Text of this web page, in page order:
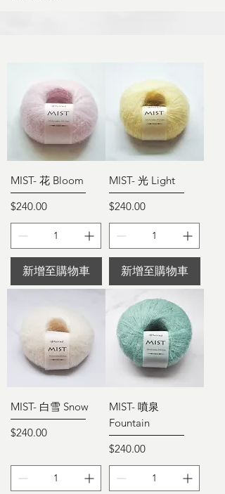
MIST- 花 Bloom
價格
$240.00
新增至購物車
MIST- 光 Light
價格
$240.00
新增至購物車
MIST- 白雪 Snow
價格
$240.00
MIST- 噴泉
Fountain
價格
$240.00